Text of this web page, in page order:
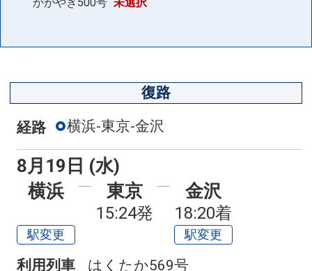
復路
経路 横浜-東京-金沢
8月19日 (水)
横浜
駅変更
東京
15:24発
金沢
18:20着
駅変更
利用列車 はくたか569号